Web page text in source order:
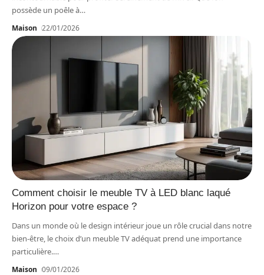
possède un poêle à…
Maison 22/01/2026
Comment choisir le meuble TV à LED blanc laqué
Horizon pour votre espace ?
Dans un monde où le design intérieur joue un rôle crucial dans notre
bien-être, le choix d’un meuble TV adéquat prend une importance
particulière.…
Maison 09/01/2026